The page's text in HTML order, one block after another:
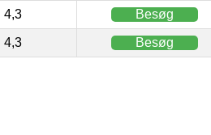
4,3 Besøg
4,3 Besøg